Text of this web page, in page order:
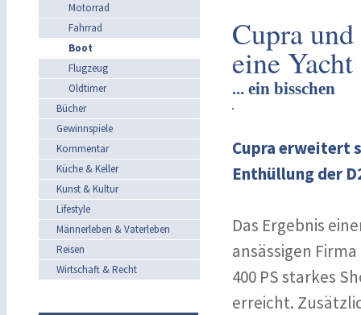
Motorrad
Fahrrad
Boot
Flugzeug
Oldtimer
Bücher
Gewinnspiele
Kommentar
Küche & Keller
Kunst & Kultur
Lifestyle
Männerleben & Vaterleben
Reisen
Wirtschaft & Recht
Cupra
eine Yacht
... ein bisschen
Cupra erweitert
Enthüllung der
Das Ergebnis
ansässigen
400 PS starkes
erreicht.